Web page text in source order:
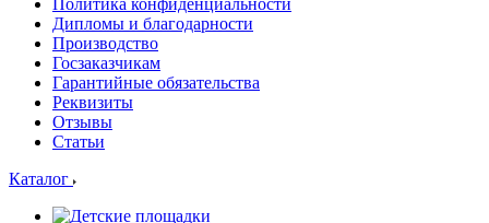
Политика конфиденциальности
Дипломы и благодарности
Производство
Госзаказчикам
Гарантийные обязательства
Реквизиты
Отзывы
Статьи
Каталог